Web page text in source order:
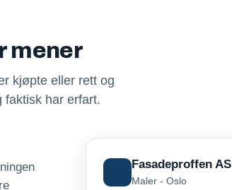
mener
kjøpte eller rett og
faktisk har erfart.
Fasadeproffen AS
Maler - Oslo